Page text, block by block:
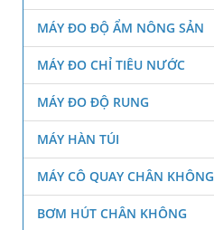
MÁY ĐO ĐỘ ẨM NÔNG SẢN
MÁY ĐO CHỈ TIÊU NƯỚC
MÁY ĐO ĐỘ RUNG
MÁY HÀN TÚI
MÁY CÔ QUAY CHÂN KHÔNG
BƠM HÚT CHÂN KHÔNG